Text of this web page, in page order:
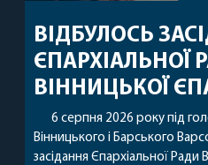
ВІДБУЛОСЬ
ЄПАРХІАЛЬНОЇ
ВІННИЦЬКОЇ
6 серпня 2026 року під
Вінницького і Барського
засідання Єпархіальної Ради